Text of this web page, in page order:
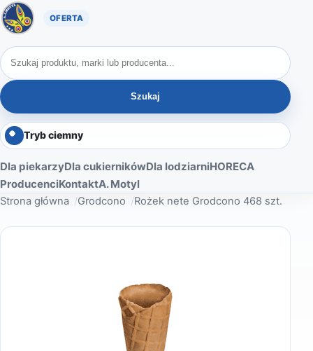
Oferta A. Motyl
Szukaj produktów
Szukaj
Tryb ciemny
Dla piekarzyDla cukiernikówDla lodziarniHORECA
ProducenciKontaktA. Motyl
Strona główna Grodcono Rożek nete Grodcono 468 szt.